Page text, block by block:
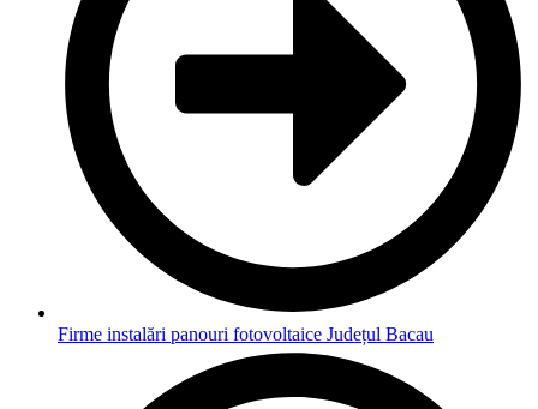
Firme instalări panouri fotovoltaice Județul Bacau